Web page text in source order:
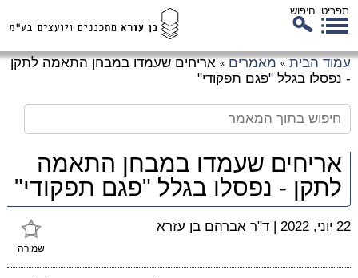
תפריט חיפוש
עמוד הבית » מאמרים » אריחים שעמדו במבחן התאמה לתקן
- נפסלו בגלל "פגם תפקודי"
אריחים שעמדו במבחן התאמה
לתקן - נפסלו בגלל "פגם תפקודי"
שמירה
22 יוני, 2022 | ד"ר אברהם בן עזרא